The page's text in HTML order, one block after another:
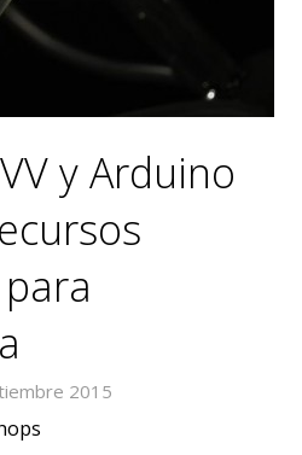
y Arduino
2015